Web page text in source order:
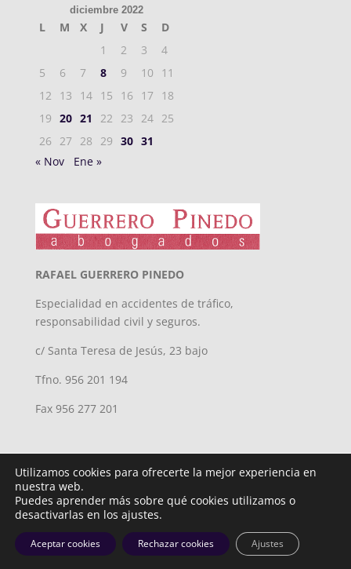
diciembre 2022
L M X J V S
D
1
2 3
4
5
6 7 8 9 10
11
12
13 14 15 16 17
18
19 20 21 22 23 24 25
26
27 28 29 30 31
« Nov
Ene »
RAFAEL GUERRERO PINEDO
Especialidad en accidentes de tráfico,
responsabilidad civil y seguros.
c/ Santa Teresa de Jesús, 23 bajo
Tfno. 956 201 194
Fax 956 277 201
iNova Cloud. © Todos los derechos reservados.
Política privacidad| Aviso Legal y Cookies
Utilizamos cookies para ofrecerte la mejor experiencia en
nuestra web.
Puedes aprender más sobre qué cookies utilizamos o
desactivarlas en los ajustes.
Aceptar cookies Rechazar cookies Ajustes